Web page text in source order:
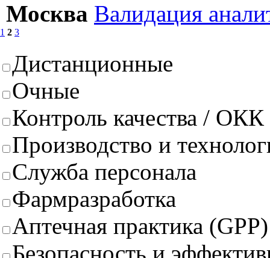
Москва Валидация
1 2 3
Дистанционные
Очные
Контроль качества / ОКК
Производство и
Служба персонала
Фармразработка
Аптечная практика (GPP)